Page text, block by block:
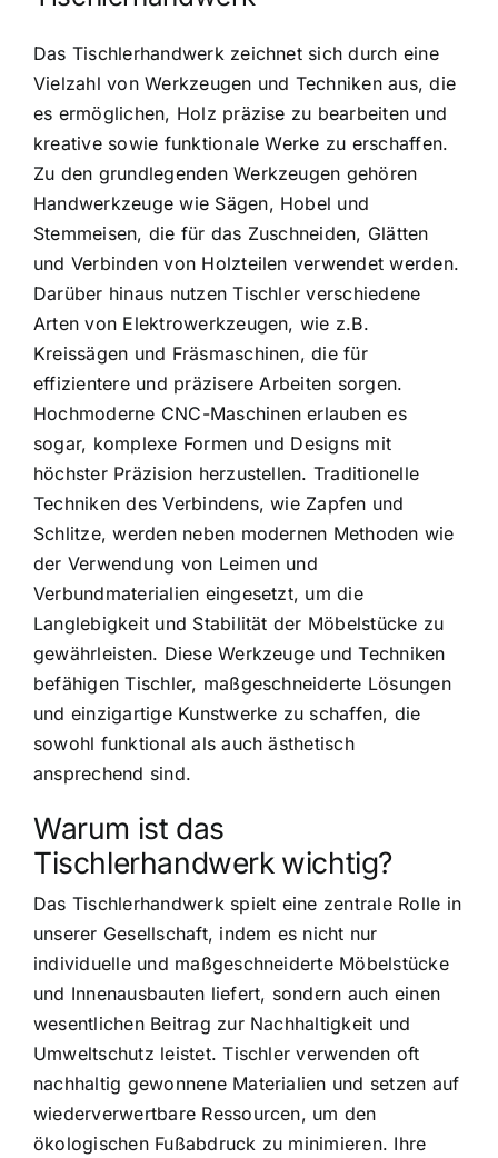
Das Tischlerhandwerk zeichnet sich durch eine
Vielzahl von Werkzeugen und Techniken aus, die
es ermöglichen, Holz präzise zu bearbeiten und
kreative sowie funktionale Werke zu erschaffen.
Zu den grundlegenden Werkzeugen gehören
Handwerkzeuge wie Sägen, Hobel und
Stemmeisen, die für das Zuschneiden, Glätten
und Verbinden von Holzteilen verwendet werden.
Darüber hinaus nutzen Tischler verschiedene
Arten von Elektrowerkzeugen, wie z.B.
Kreissägen und Fräsmaschinen, die für
effizientere und präzisere Arbeiten sorgen.
Hochmoderne CNC-Maschinen erlauben es
sogar, komplexe Formen und Designs mit
höchster Präzision herzustellen. Traditionelle
Techniken des Verbindens, wie Zapfen und
Schlitze, werden neben modernen Methoden wie
der Verwendung von Leimen und
Verbundmaterialien eingesetzt, um die
Langlebigkeit und Stabilität der Möbelstücke zu
gewährleisten. Diese Werkzeuge und Techniken
befähigen Tischler, maßgeschneiderte Lösungen
und einzigartige Kunstwerke zu schaffen, die
sowohl funktional als auch ästhetisch
ansprechend sind.
Warum ist das
Tischlerhandwerk wichtig?
Das Tischlerhandwerk spielt eine zentrale Rolle in
unserer Gesellschaft, indem es nicht nur
individuelle und maßgeschneiderte Möbelstücke
und Innenausbauten liefert, sondern auch einen
wesentlichen Beitrag zur Nachhaltigkeit und
Umweltschutz leistet. Tischler verwenden oft
nachhaltig gewonnene Materialien und setzen auf
wiederverwertbare Ressourcen, um den
ökologischen Fußabdruck zu minimieren. Ihre